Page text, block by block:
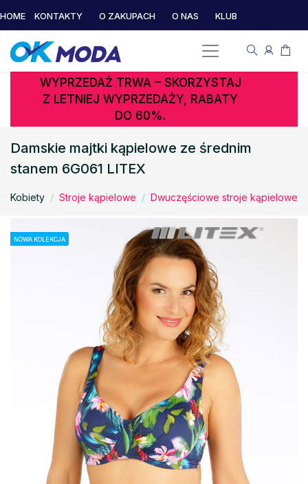
HOME KONTAKTY O ZAKUPACH O NAS KLUB
WYPRZEDAŻ TRWA – SKORZYSTAJ
Z LETNIEJ WYPRZEDAŻY, RABATY
DO 60%.
Damskie majtki kąpielowe ze średnim
stanem 6G061 LITEX
Kobiety Stroje kąpielowe Dwuczęściowe stroje kąpielowe
NOWA KOLEKCJA